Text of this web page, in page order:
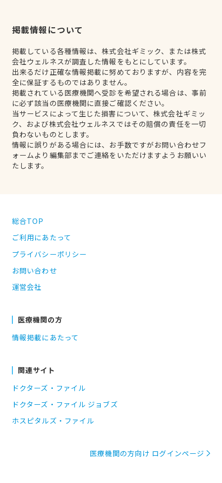
掲載情報について
掲載している各種情報は、株式会社ギミック、または株式
会社ウェルネスが調査した情報をもとにしています。
出来るだけ正確な情報掲載に努めておりますが、内容を完
全に保証するものではありません。
掲載されている医療機関へ受診を希望される場合は、事前
に必ず該当の医療機関に直接ご確認ください。
当サービスによって生じた損害について、株式会社ギミッ
ク、および株式会社ウェルネスではその賠償の責任を一切
負わないものとします。
情報に誤りがある場合には、お手数ですがお問い合わせフ
ォームより編集部までご連絡をいただけますようお願いい
たします。
総合TOP
ご利用にあたって
プライバシーポリシー
お問い合わせ
運営会社
医療機関の方
情報掲載にあたって
関連サイト
ドクターズ・ファイル
ドクターズ・ファイル ジョブズ
ホスピタルズ・ファイル
医療機関の方向け ログインページ